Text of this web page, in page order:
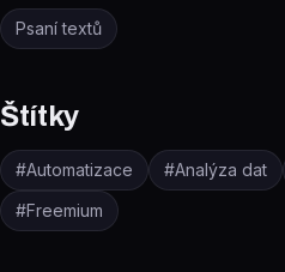
Psaní textů
Štítky
#Automatizace #Analýza dat
#Freemium